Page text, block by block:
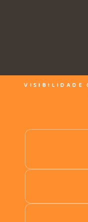
VISIBILIDADE